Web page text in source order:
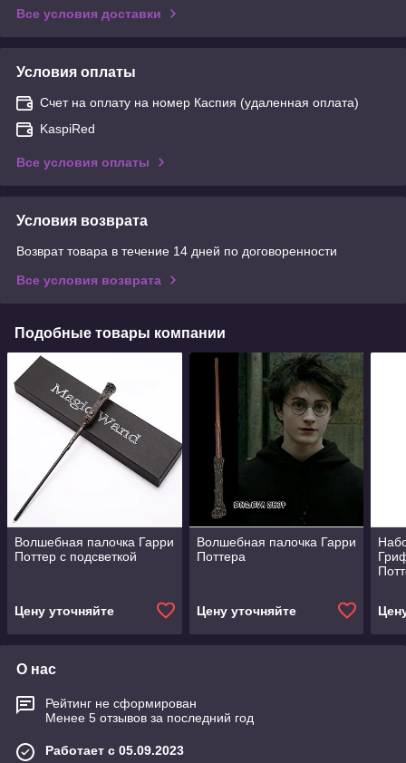
Все условия доставки
Условия оплаты
Счет на оплату на номер Каспия (удаленная оплата)
KaspiRed
Все условия оплаты
Условия возврата
Возврат товара в течение 14 дней по договоренности
Все условия возврата
Подобные товары компании
Волшебная палочка Гарри
Поттер с подсветкой
Цену уточняйте
Волшебная палочка Гарри
Поттера
Цену уточняйте
О нас
Рейтинг не сформирован
Менее 5 отзывов за последний год
Работает с 05.09.2023